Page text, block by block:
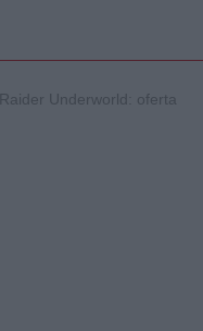
Underworld: oferta